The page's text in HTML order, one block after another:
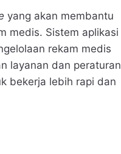
yang akan membantu
medis. Sistem aplikasi
rekam medis
layanan dan peraturan
bekerja lebih rapi dan